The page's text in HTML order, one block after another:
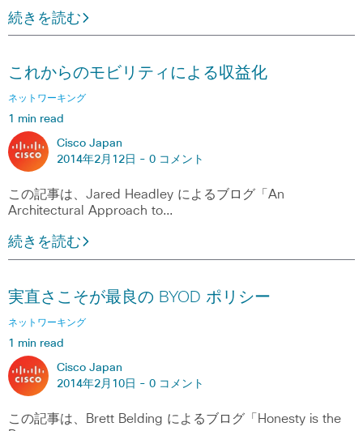
続きを読む
これからのモビリティによる収益化
ネットワーキング
1 min read
Cisco Japan
2014年2月12日 - 0 コメント
この記事は、Jared Headley によるブログ「An
Architectural Approach to…
続きを読む
実直さこそが最良の BYOD ポリシー
ネットワーキング
1 min read
Cisco Japan
2014年2月10日 - 0 コメント
この記事は、Brett Belding によるブログ「Honesty is the